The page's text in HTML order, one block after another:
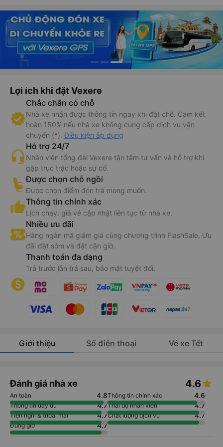
Lợi ích khi đặt Vexere
Chắc chắn có chỗ
Nhà xe nhận được thông tin ngay khi đặt chỗ. Cam kết
hoàn 150% nếu nhà xe không cung cấp dịch vụ vận
chuyển (*). Điều kiện áp dụng
Hỗ trợ 24/7
Nhân viên tổng đài Vexere tận tâm tư vấn và hỗ trợ khi
gặp trục trặc hoặc sự cố.
Được chọn chỗ ngồi
Được chọn điểm đón trả mong muốn.
Thông tin chính xác
Lịch chạy, giá vé cập nhật liên tục từ nhà xe.
Nhiều ưu đãi
Hàng ngàn mã giảm giá cùng chương trình FlashSale, Ưu
đãi đặt sớm và đặt cận giờ.
Thanh toán đa dạng
Trả trước lẫn trả sau, bảo mật tuyệt đối.
Giới thiệu Số điện thoại Vé xe Tết
Đánh giá nhà xe 4.6
An toàn 4.8Thông tin chính xác 4.6
Thông tin đầy đủ 4.7Thái độ nhân viên 4.7
Tiện nghi & thoải mái 4.7Chất lượng dịch vụ 4.7
Đúng giờ 4.7